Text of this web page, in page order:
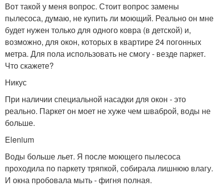
Вот такой у меня вопрос. Стоит вопрос замены
пылесоса, думаю, не купить ли моющий. Реально он мне
будет нужен только для одного ковра (в детской) и,
возможно, для окон, которых в квартире 24 погонных
метра. Для пола использовать не смогу - везде паркет.
Что скажете?
Никус
При наличии специальной насадки для окон - это
реально. Паркет он моет не хуже чем шваброй, воды не
больше.
Elenium
Воды больше льет. Я после моющего пылесоса
проходила по паркету тряпкой, собирала лишнюю влагу.
И окна пробовала мыть - фигня полная.